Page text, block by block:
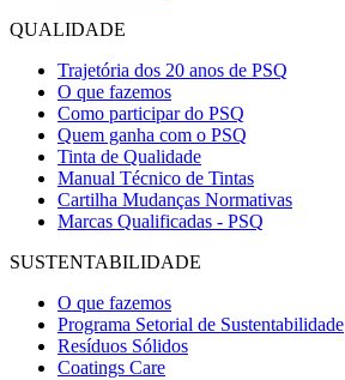
QUALIDADE
Trajetória dos 20 anos de PSQ
O que fazemos
Como participar do PSQ
Quem ganha com o PSQ
Tinta de Qualidade
Manual Técnico de Tintas
Cartilha Mudanças Normativas
Marcas Qualificadas - PSQ
SUSTENTABILIDADE
O que fazemos
Programa Setorial de Sustentabilidade
Resíduos Sólidos
Coatings Care